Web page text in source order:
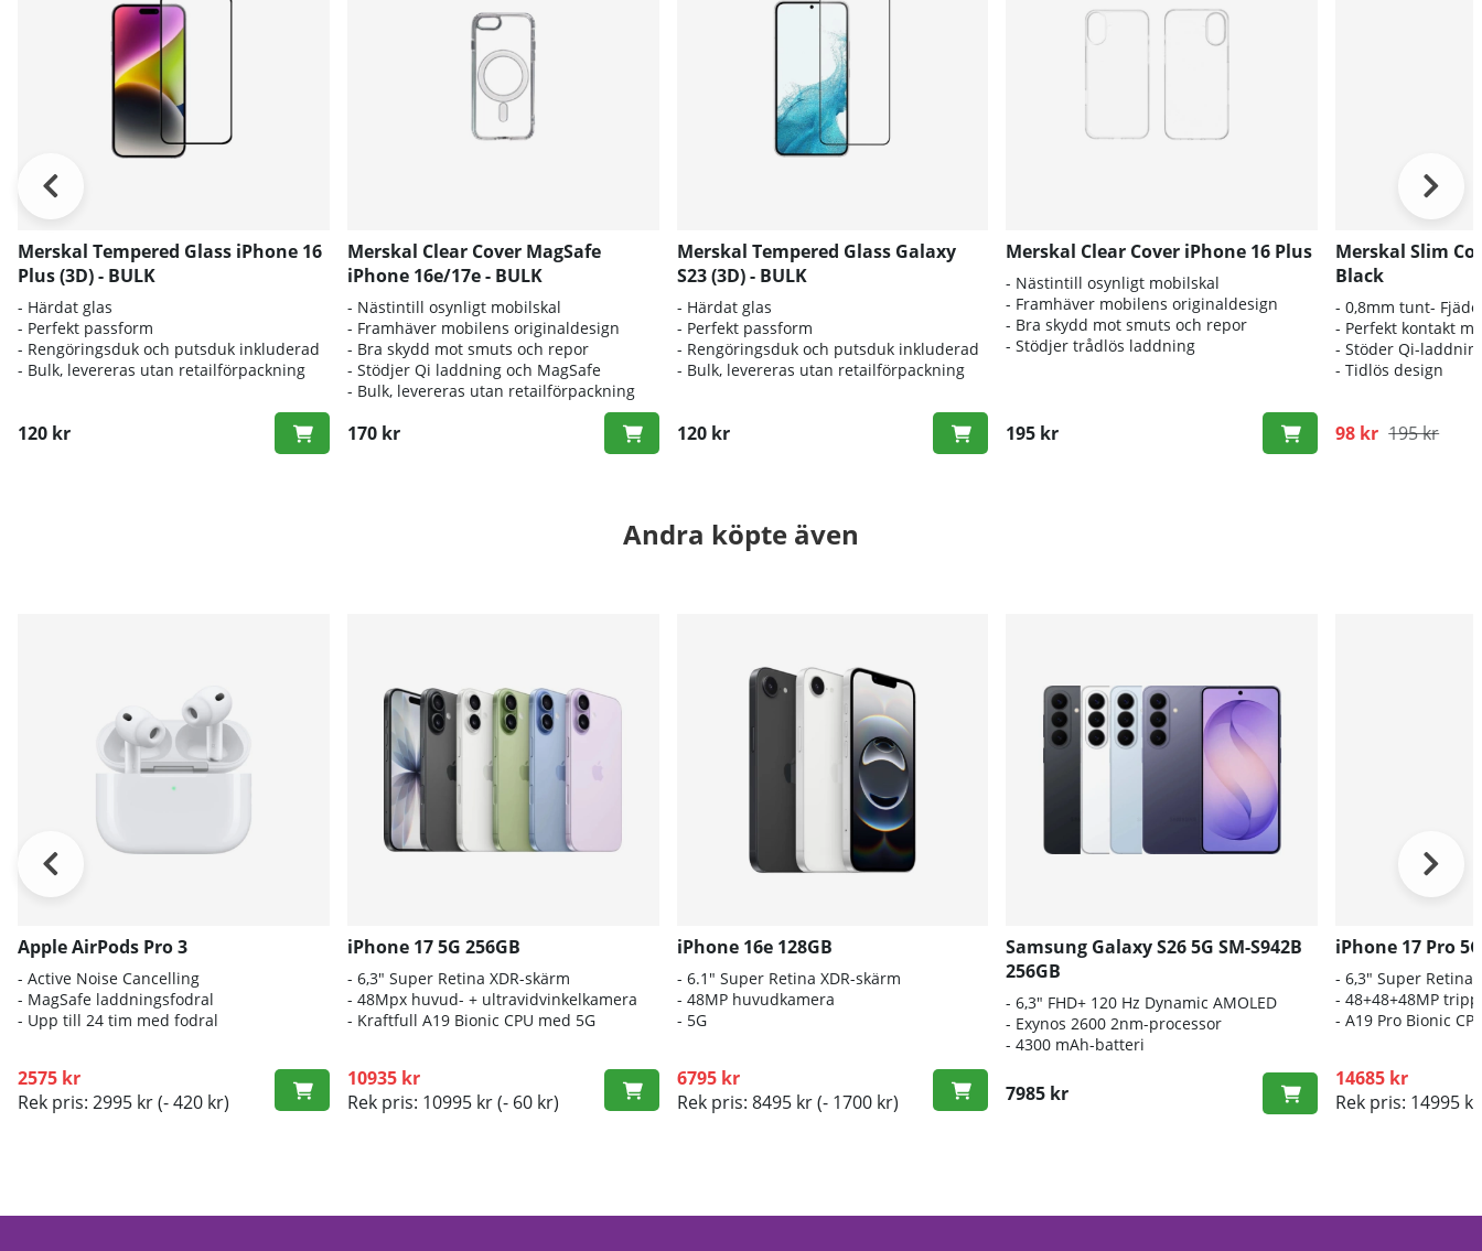
Merskal Tempered Glass iPhone 16
Plus (3D) - BULK
- Härdat glas
- Perfekt passform
- Rengöringsduk och putsduk inkluderad
- Bulk, levereras utan retailförpackning
120 kr
Merskal Clear Cover MagSafe
iPhone 16e/17e - BULK
- Nästintill osynligt mobilskal
- Framhäver mobilens originaldesign
- Bra skydd mot smuts och repor
- Stödjer Qi laddning och MagSafe
- Bulk, levereras utan retailförpackning
170 kr
Merskal Tempered Glass Galaxy
S23 (3D) - BULK
- Härdat glas
- Perfekt passform
- Rengöringsduk och putsduk inkluderad
- Bulk, levereras utan retailförpackning
120 kr
Merskal Clear Cover iPhone 16 Plus
- Nästintill osynligt mobilskal
- Framhäver mobilens originaldesign
- Bra skydd mot smuts och repor
- Stödjer trådlös laddning
195 kr
Merskal Slim
Black
- 0,8mm tunt-
- Perfekt kontakt
- Stöder Qi-
- Tidlös design
98 kr 195 kr
Andra köpte även
Apple AirPods Pro 3
- Active Noise Cancelling
- MagSafe laddningsfodral
- Upp till 24 tim med fodral
2575 kr
Rek pris: 2995 kr(- 420 kr)
iPhone 17 5G 256GB
- 6,3" Super Retina XDR-skärm
- 48Mpx huvud- + ultravidvinkelkamera
- Kraftfull A19 Bionic CPU med 5G
10935 kr
Rek pris: 10995 kr(- 60 kr)
iPhone 16e 128GB
- 6.1″ Super Retina XDR-skärm
- 48MP huvudkamera
- 5G
6795 kr
Rek pris: 8495 kr(- 1700 kr)
Samsung Galaxy S26 5G SM-S942B
256GB
- 6,3" FHD+ 120 Hz Dynamic AMOLED
- Exynos 2600 2nm-processor
-4300 mAh-batteri
7985 kr
iPhone 17 Pro
- 6,3" Super Retina
- 48+48+48MP
-A19 Pro Bionic
14685 kr
Rek pris: 14995 kr